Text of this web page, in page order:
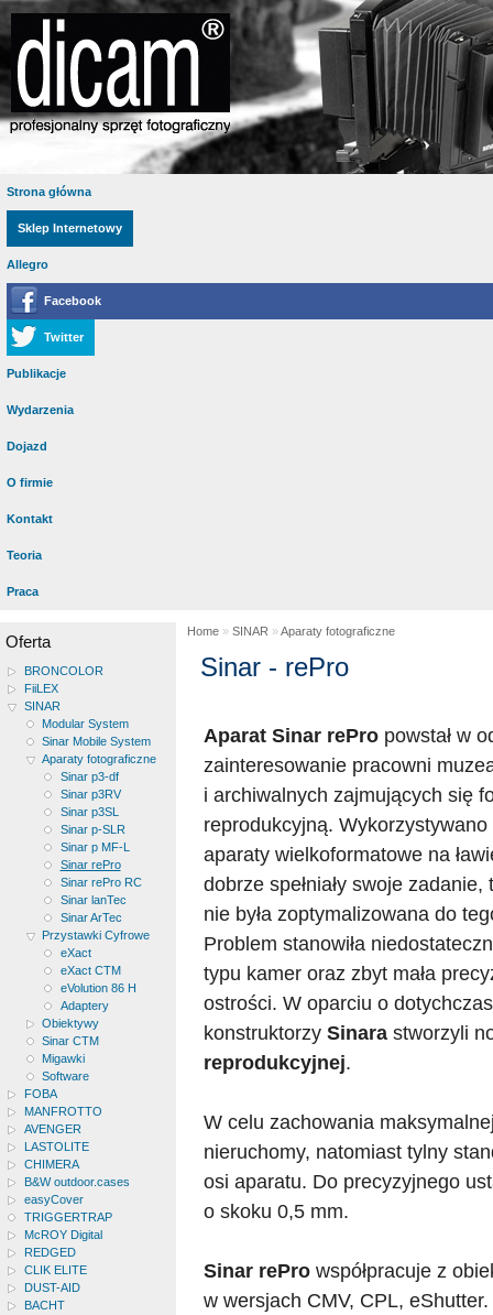
Strona główna
Sklep Internetowy
Allegro
Facebook
Twitter
Publikacje
Wydarzenia
Dojazd
O firmie
Kontakt
Teoria
Praca
Oferta
BRONCOLOR
FiiLEX
SINAR
Modular System
Sinar Mobile System
Aparaty fotograficzne
Sinar p3-df
Sinar p3RV
Sinar p3SL
Sinar p-SLR
Sinar p MF-L
Sinar rePro
Sinar rePro RC
Sinar lanTec
Sinar ArTec
Przystawki Cyfrowe
eXact
eXact CTM
eVolution 86 H
Adaptery
Obiektywy
Sinar CTM
Migawki
Software
FOBA
MANFROTTO
AVENGER
LASTOLITE
CHIMERA
B&W outdoor.cases
easyCover
TRIGGERTRAP
McROY Digital
REDGED
CLIK ELITE
DUST-AID
BACHT
Home » SINAR »Aparaty fotograficzne
Sinar - rePro
Aparat Sinar rePro powstał w
zainteresowanie pracowni
i archiwalnych zajmujących się
reprodukcyjną.
aparaty wielkoformatowe na
dobrze spełniały swoje
nie była zoptymalizowana do
Problem stanowiła
typu kamer oraz zbyt mała
ostrości. W oparciu o
konstruktorzy Sinara stworzyli
reprodukcyjnej.
W celu zachowania
nieruchomy, natomiast tylny
osi aparatu. Do precyzyjnego
o skoku 0,5 mm.
Sinar rePro współpracuje z
w wersjach CMV, CPL,